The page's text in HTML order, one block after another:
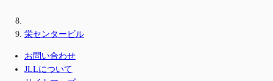
栄センタービル
お問い合わせ
JLLについて